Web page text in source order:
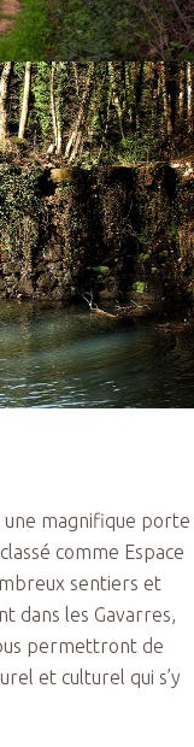
une magnifique porte
comme Espace
sentiers et
dans les Gavarres,
permettront de
et culturel qui s’y